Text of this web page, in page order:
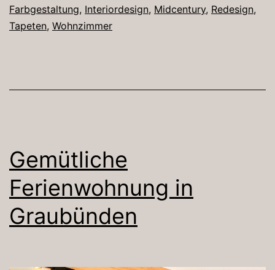
Farbgestaltung, Interiordesign, Midcentury, Redesign,
Tapeten, Wohnzimmer
Gemütliche
Ferienwohnung in
Graubünden